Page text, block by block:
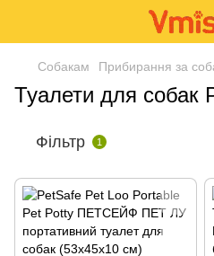
Собакам Прибирання за
Туалети для собак
Фільтр 1